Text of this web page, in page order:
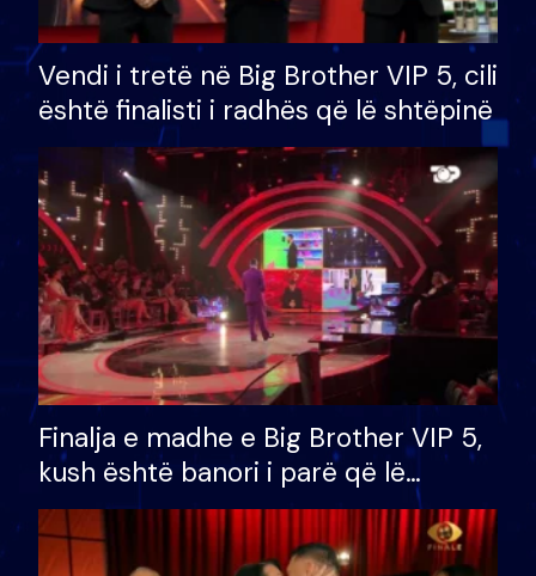
Vendi i tretë në Big Brother VIP 5, cili
është finalisti i radhës që lë shtëpinë
Finalja e madhe e Big Brother VIP 5,
kush është banori i parë që lë
shtëpinë dhe humb mundësinë për
të fituar çmimin e madh